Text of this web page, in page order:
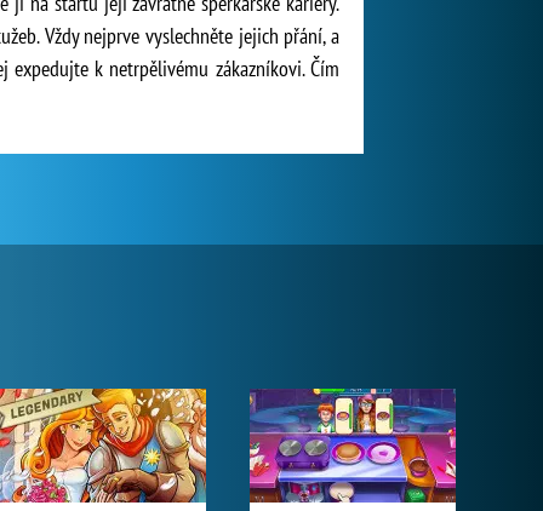
Vždy nejprve vyslechněte jejich přání, a
k netrpělivému zákazníkovi. Čím